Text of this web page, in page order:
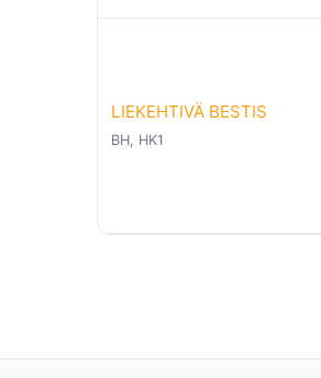
LIEKEHTIVÄ BESTIS
BH, HK1